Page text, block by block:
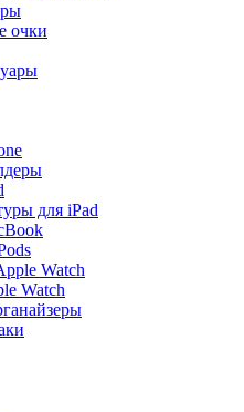
очки
для iPad
Watch
Watch